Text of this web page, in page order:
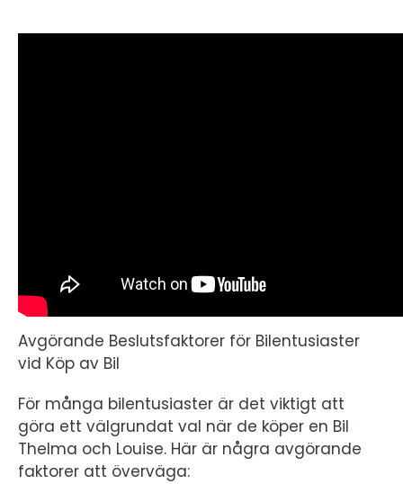
Avgörande Beslutsfaktorer för Bilentusiaster
vid Köp av Bil
För många bilentusiaster är det viktigt att
göra ett välgrundat val när de köper en Bil
Thelma och Louise. Här är några avgörande
faktorer att överväga: